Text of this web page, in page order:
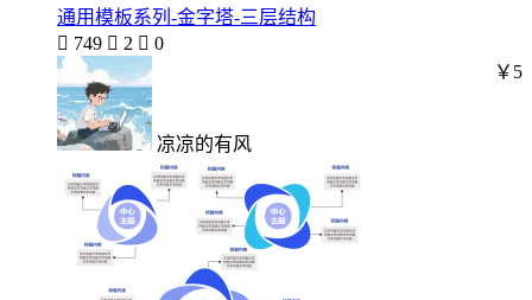
通用模板系列-金字塔-三层结构
 749  2  0
凉凉的有风
￥5